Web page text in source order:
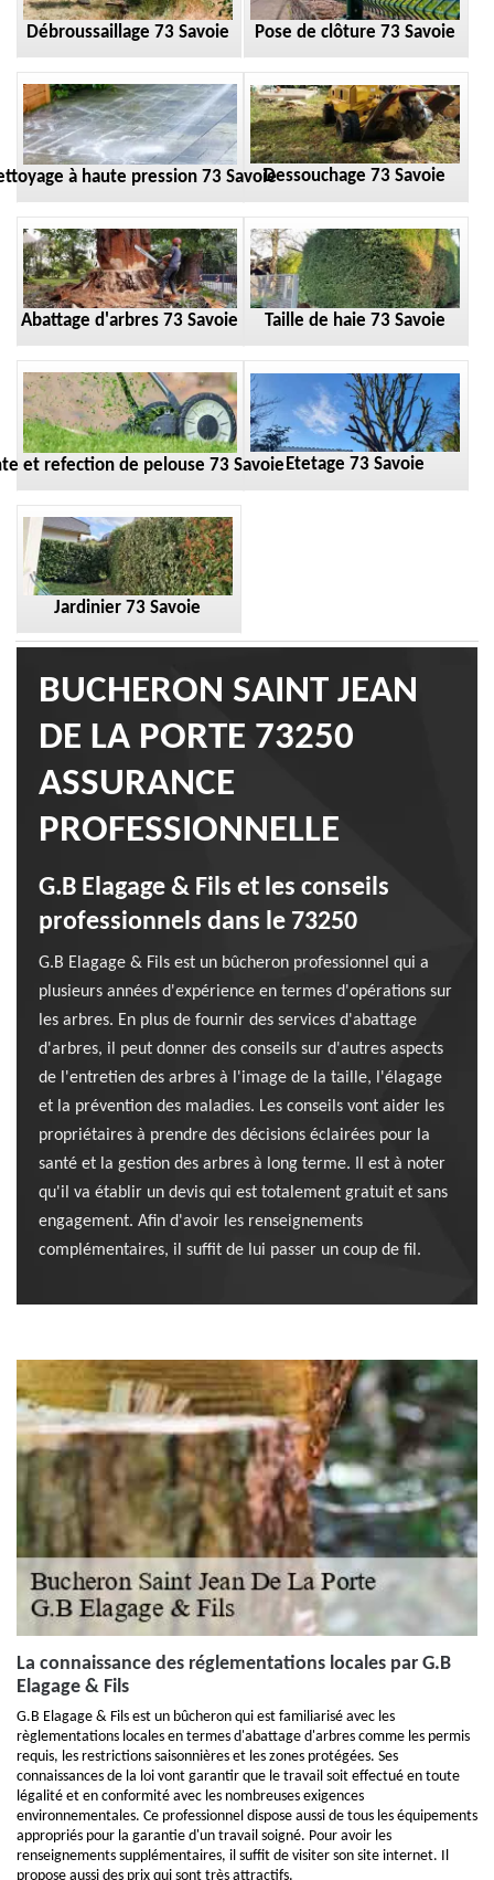
Débroussaillage 73 Savoie Pose de clôture 73 Savoie
à haute pression 73 SavoieDessouchage 73 Savoie
Abattage d'arbres 73 Savoie Taille de haie 73 Savoie
et refection de pelouse 73 Savoie Etetage 73 Savoie
Jardinier 73 Savoie
BUCHERON SAINT JEAN
DE LA PORTE 73250
ASSURANCE
PROFESSIONNELLE
G.B Elagage & Fils et les conseils
professionnels dans le 73250
G.B Elagage & Fils est un bûcheron professionnel qui a
plusieurs années d'expérience en termes d'opérations sur
les arbres. En plus de fournir des services d'abattage
d'arbres, il peut donner des conseils sur d'autres aspects
de l'entretien des arbres à l'image de la taille, l'élagage
et la prévention des maladies. Les conseils vont aider les
propriétaires à prendre des décisions éclairées pour la
santé et la gestion des arbres à long terme. Il est à noter
qu'il va établir un devis qui est totalement gratuit et sans
engagement. Afin d'avoir les renseignements
complémentaires, il suffit de lui passer un coup de fil.
La connaissance des réglementations locales par G.B
Elagage & Fils
G.B Elagage & Fils est un bûcheron qui est familiarisé avec les
règlementations locales en termes d'abattage d'arbres comme les permis
requis, les restrictions saisonnières et les zones protégées. Ses
connaissances de la loi vont garantir que le travail soit effectué en toute
légalité et en conformité avec les nombreuses exigences
environnementales. Ce professionnel dispose aussi de tous les équipements
appropriés pour la garantie d'un travail soigné. Pour avoir les
renseignements supplémentaires, il suffit de visiter son site internet. Il
propose aussi des prix qui sont très attractifs.